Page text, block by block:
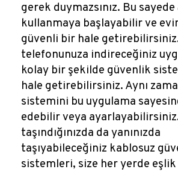
gerek duymazsınız. Bu sayede
kullanmaya başlayabilir ve
güvenli bir hale
telefonunuza indireceğiniz
kolay bir şekilde güvenlik
hale getirebilirsiniz. Aynı
sistemini bu uygulama
edebilir veya
taşındığınızda da yanınızda
taşıyabileceğiniz kablosuz
sistemleri, size her yerde